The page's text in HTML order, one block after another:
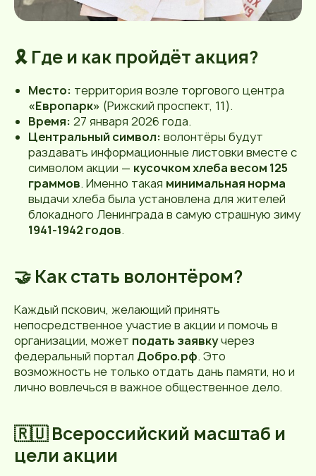
🎗️ Где и как пройдёт акция?
Место: территория возле торгового центра
«Европарк» (Рижский проспект, 11).
Время: 27 января 2026 года.
Центральный символ: волонтёры будут
раздавать информационные листовки вместе с
символом акции — кусочком хлеба весом 125
граммов. Именно такая минимальная норма
выдачи хлеба была установлена для жителей
блокадного Ленинграда в самую страшную зиму
1941-1942 годов.
🤝 Как стать волонтёром?
Каждый пскович, желающий принять
непосредственное участие в акции и помочь в
организации, может подать заявкучерез
федеральный портал Добро.рф. Это
возможность не только отдать дань памяти, но и
лично вовлечься в важное общественное дело.
🇷🇺 Всероссийский масштаб и
цели акции